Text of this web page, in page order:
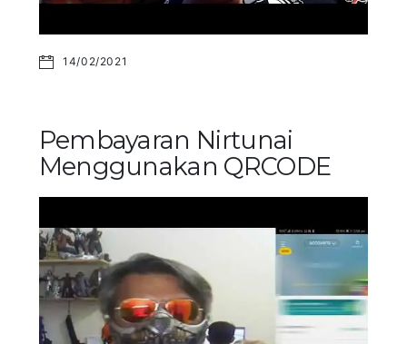
14/02/2021
Pembayaran Nirtunai
Menggunakan QRCODE